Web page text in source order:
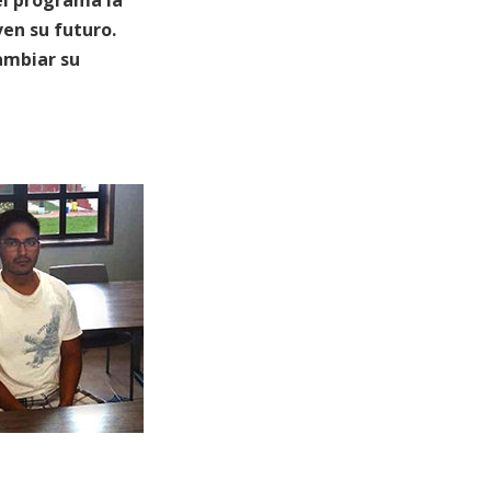
su futuro.
su